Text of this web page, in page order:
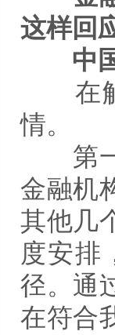
这样回
中国
在解
情。
第一
金融机
其他几
度安排
径。通
在符合